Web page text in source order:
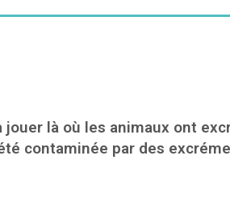
là où les animaux ont
contaminée par des